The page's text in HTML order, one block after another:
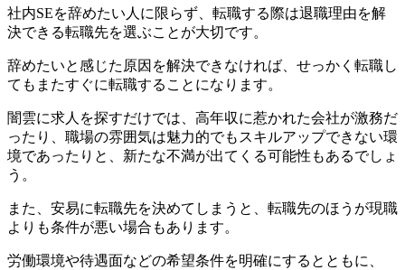
社内SEを辞めたい人に限らず、転職する際は退職理由を解
決できる転職先を選ぶことが大切です。
辞めたいと感じた原因を解決できなければ、せっかく転職し
てもまたすぐに転職することになります。
闇雲に求人を探すだけでは、高年収に惹かれた会社が激務だ
ったり、職場の雰囲気は魅力的でもスキルアップできない環
境であったりと、新たな不満が出てくる可能性もあるでしょ
う。
また、安易に転職先を決めてしまうと、転職先のほうが現職
よりも条件が悪い場合もあります。
労働環境や待遇面などの希望条件を明確にするとともに、